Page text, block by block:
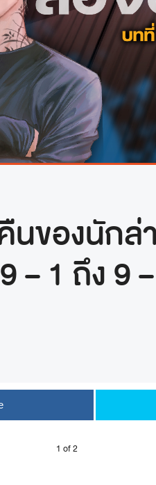
นของนักล่
– 1 ถึง 9
1 of 2